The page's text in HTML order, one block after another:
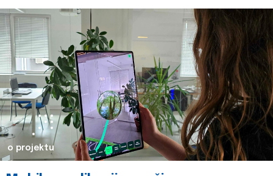
o projektu